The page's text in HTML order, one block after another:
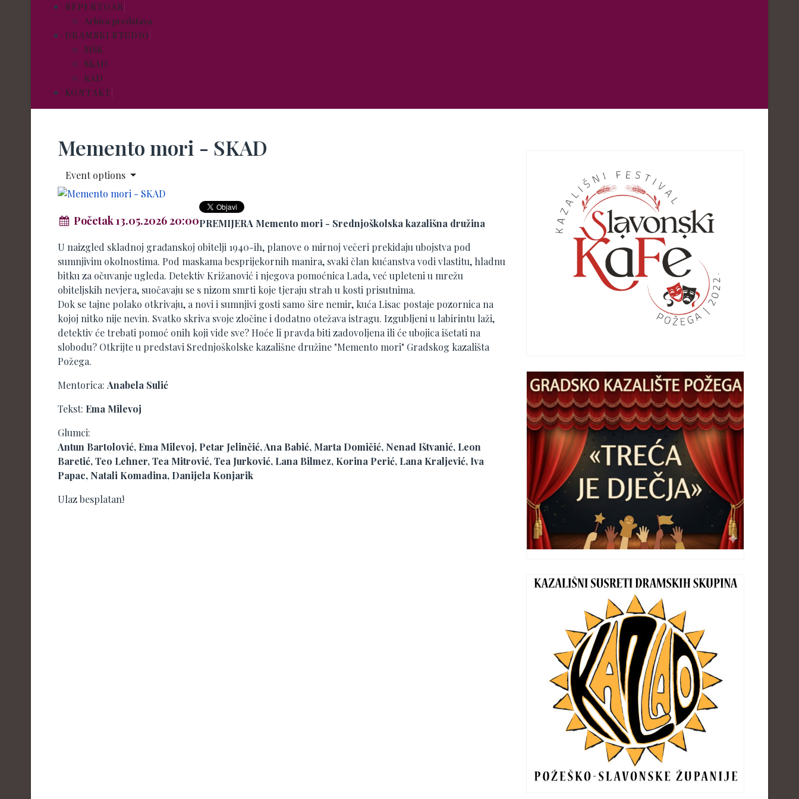
REPERTOAR
Arhiva predstava
DRAMSKI STUDIO
MŠK
SKAD
KAD
KONTAKT
Memento mori - SKAD
Event options
Početak 13.05.2026 20:00PREMIJERA Memento mori - Srednjoškolska kazališna družina
U naizgled skladnoj građanskoj obitelji 1940-ih, planove o mirnoj večeri prekidaju ubojstva pod
sumnjivim okolnostima. Pod maskama besprijekornih manira, svaki član kućanstva vodi vlastitu, hladnu
bitku za očuvanje ugleda. Detektiv Križanović i njegova pomoćnica Lada, već upleteni u mrežu
obiteljskih nevjera, suočavaju se s nizom smrti koje tjeraju strah u kosti prisutnima.
Dok se tajne polako otkrivaju, a novi i sumnjivi gosti samo šire nemir, kuća Lisac postaje pozornica na
kojoj nitko nije nevin. Svatko skriva svoje zločine i dodatno otežava istragu. Izgubljeni u labirintu laži,
detektiv će trebati pomoć onih koji vide sve? Hoće li pravda biti zadovoljena ili će ubojica išetati na
slobodu? Otkrijte u predstavi Srednjoškolske kazališne družine "Memento mori" Gradskog kazališta
Požega.
Mentorica: Anabela Sulić
Tekst: Ema Milevoj
Glumci:
Antun Bartolović, Ema Milevoj, Petar Jelinčić, Ana Babić, Marta Domičić, Nenad Ištvanić, Leon
Baretić, Teo Lehner, Tea Mitrović, Tea Jurković, Lana Bilmez, Korina Perić, Lana Kraljević, Iva
Papac, Natali Komadina, Danijela Konjarik
Ulaz besplatan!